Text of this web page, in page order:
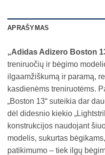
APRAŠYMAS
„Adidas Adizero Boston
treniruočių ir bėgimo
ilgaamžiškumą ir paramą,
kasdienėms treniruotėms.
„Boston 13“ suteikia dar
dėl didesnio kiekio
konstrukcijos naudojant
modelis, sukurtas
patikimumo – tiek ilgų